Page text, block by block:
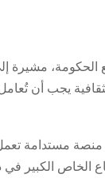
مشيرة إلى
يجب أن
منصة مستدامة
الخاص الكبير